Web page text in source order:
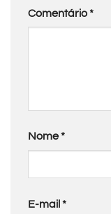
Comentário*
Nome*
E-mail*